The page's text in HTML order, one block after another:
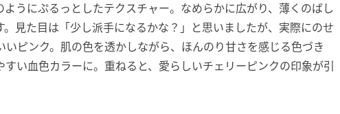
うにぷるっとしたテクスチャー。なめらかに広がり、薄くのばし
見た目は「少し派手になるかな？」と思いましたが、実際にのせ
ピンク。肌の色を透かしながら、ほんのり甘さを感じる色づき
い血色カラーに。重ねると、愛らしいチェリーピンクの印象が引